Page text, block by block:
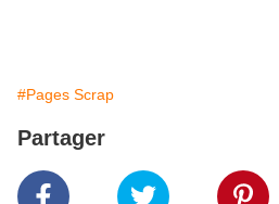
#Pages Scrap
Partager